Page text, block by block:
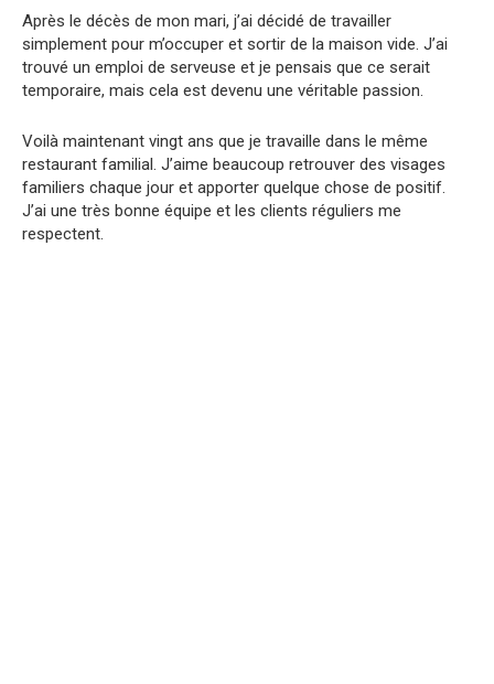
Après le décès de mon mari, j’ai décidé de travailler
simplement pour m’occuper et sortir de la maison vide. J’ai
trouvé un emploi de serveuse et je pensais que ce serait
temporaire, mais cela est devenu une véritable passion.
Voilà maintenant vingt ans que je travaille dans le même
restaurant familial. J’aime beaucoup retrouver des visages
familiers chaque jour et apporter quelque chose de positif.
J’ai une très bonne équipe et les clients réguliers me
respectent.